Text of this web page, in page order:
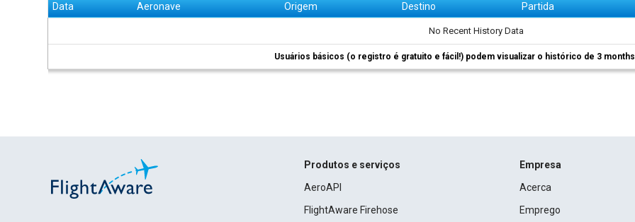
Data Aeronave Origem Destino Partida
No Recent History Data
Usuários básicos (o registro é gratuito e fácil!) podem visualizar o histórico de 3
Produtos e serviços
AeroAPI
FlightAware Firehose
Empresa
Acerca
Emprego